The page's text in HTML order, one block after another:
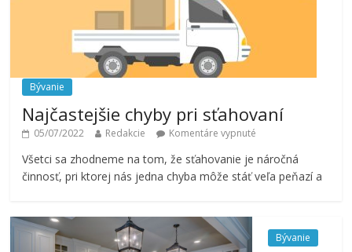
Bývanie
Najčastejšie chyby pri sťahovaní
05/07/2022 Redakcie Komentáre vypnuté
Všetci sa zhodneme na tom, že sťahovanie je náročná
činnosť, pri ktorej nás jedna chyba môže stáť veľa peňazí a
Bývanie